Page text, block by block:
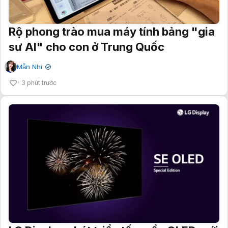
Rộ phong trào mua máy tính bảng "gia
sư AI" cho con ở Trung Quốc
Mẫn Nhi ✔
3 phút trước